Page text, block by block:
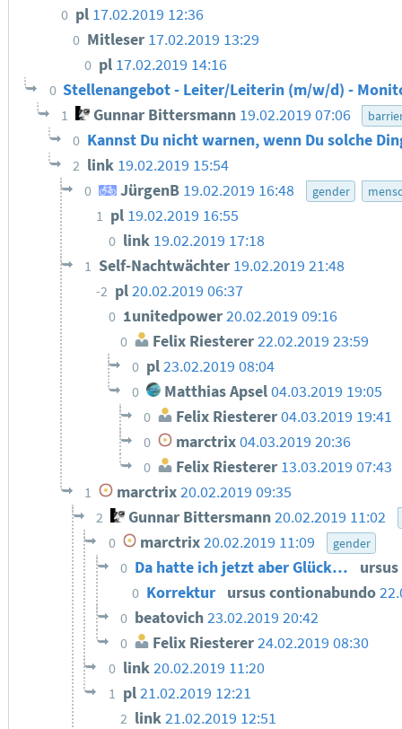
0 pl 17.02.2019 12:36
0 Mitleser 17.02.2019 13:29
0 pl 17.02.2019 14:16
0 Stellenangebot - Leiter/Leiterin (m/w/d) -
1 Gunnar Bittersmann 19.02.2019 07:06
0 Kannst Du nicht warnen, wenn Du solche
2 link 19.02.2019 15:54
0 JürgenB 19.02.2019 16:48 gender
1 pl 19.02.2019 16:55
0 link 19.02.2019 17:18
1 Self-Nachtwächter 19.02.2019 21:48
-2 pl20.02.2019 06:37
0 1unitedpower20.02.2019 09:16
0 Felix Riesterer 22.02.2019 23:59
0 pl23.02.2019 08:04
0 Matthias Apsel04.03.2019 19:05
0 Felix Riesterer04.03.2019 19:41
0 marctrix04.03.2019 20:36
0 Felix Riesterer 13.03.2019 07:43
1 marctrix20.02.2019 09:35
2 Gunnar Bittersmann20.02.2019 11:02
0 marctrix20.02.2019 11:09 gender
0 Da hatte ich jetzt aber Glück…
0 Korrektur ursus contionabundo
0 beatovich23.02.2019 20:42
0 Felix Riesterer 24.02.2019 08:30
0 link20.02.2019 11:20
1 pl21.02.2019 12:21
2 link21.02.2019 12:51